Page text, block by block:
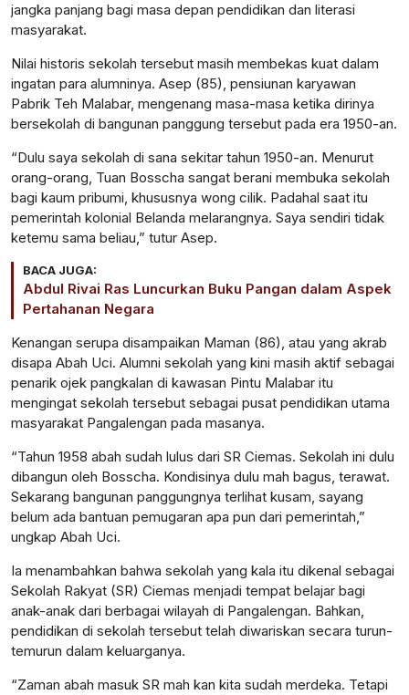
jangka panjang bagi masa depan pendidikan dan literasi
masyarakat.
Nilai historis sekolah tersebut masih membekas kuat dalam
ingatan para alumninya. Asep (85), pensiunan karyawan
Pabrik Teh Malabar, mengenang masa-masa ketika dirinya
bersekolah di bangunan panggung tersebut pada era 1950-an.
“Dulu saya sekolah di sana sekitar tahun 1950-an. Menurut
orang-orang, Tuan Bosscha sangat berani membuka sekolah
bagi kaum pribumi, khususnya wong cilik. Padahal saat itu
pemerintah kolonial Belanda melarangnya. Saya sendiri tidak
ketemu sama beliau,” tutur Asep.
BACA JUGA:
Abdul Rivai Ras Luncurkan Buku Pangan dalam Aspek
Pertahanan Negara
Kenangan serupa disampaikan Maman (86), atau yang akrab
disapa Abah Uci. Alumni sekolah yang kini masih aktif sebagai
penarik ojek pangkalan di kawasan Pintu Malabar itu
mengingat sekolah tersebut sebagai pusat pendidikan utama
masyarakat Pangalengan pada masanya.
“Tahun 1958 abah sudah lulus dari SR Ciemas. Sekolah ini dulu
dibangun oleh Bosscha. Kondisinya dulu mah bagus, terawat.
Sekarang bangunan panggungnya terlihat kusam, sayang
belum ada bantuan pemugaran apa pun dari pemerintah,”
ungkap Abah Uci.
Ia menambahkan bahwa sekolah yang kala itu dikenal sebagai
Sekolah Rakyat (SR) Ciemas menjadi tempat belajar bagi
anak-anak dari berbagai wilayah di Pangalengan. Bahkan,
pendidikan di sekolah tersebut telah diwariskan secara turun-
temurun dalam keluarganya.
“Zaman abah masuk SR mah kan kita sudah merdeka. Tetapi